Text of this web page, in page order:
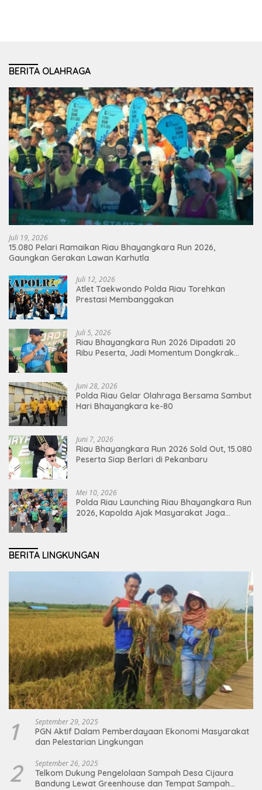
BERITA OLAHRAGA
Juli 19, 2026
15.080 Pelari Ramaikan Riau Bhayangkara Run 2026,
Gaungkan Gerakan Lawan Karhutla
Juli 12, 2026
Atlet Taekwondo Polda Riau Torehkan
Prestasi Membanggakan
Juli 5, 2026
Riau Bhayangkara Run 2026 Dipadati 20
Ribu Peserta, Jadi Momentum Dongkrak
Juni 28, 2026
Polda Riau Gelar Olahraga Bersama Sambut
Hari Bhayangkara ke-80
Juni 7, 2026
Riau Bhayangkara Run 2026 Sold Out, 15.080
Peserta Siap Berlari di Pekanbaru
Mei 10, 2026
Polda Riau Launching Riau Bhayangkara Run
2026, Kapolda Ajak Masyarakat Jaga
BERITA LINGKUNGAN
1 September 29, 2025
PGN Aktif Dalam Pemberdayaan Ekonomi Masyarakat
dan Pelestarian Lingkungan
2 September 26, 2025
Telkom Dukung Pengelolaan Sampah Desa Cijaura
Bandung Lewat Greenhouse dan Tempat Sampah